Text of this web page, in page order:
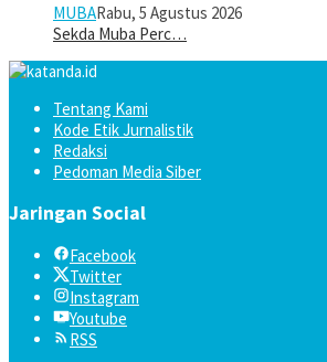
MUBARabu, 5 Agustus 2026
Sekda Muba Perc…
Tentang Kami
Kode Etik Jurnalistik
Redaksi
Pedoman Media Siber
Jaringan Social
Facebook
Twitter
Instagram
Youtube
RSS